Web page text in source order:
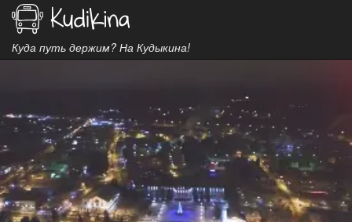
Куда путь держим? На Кудыкина!